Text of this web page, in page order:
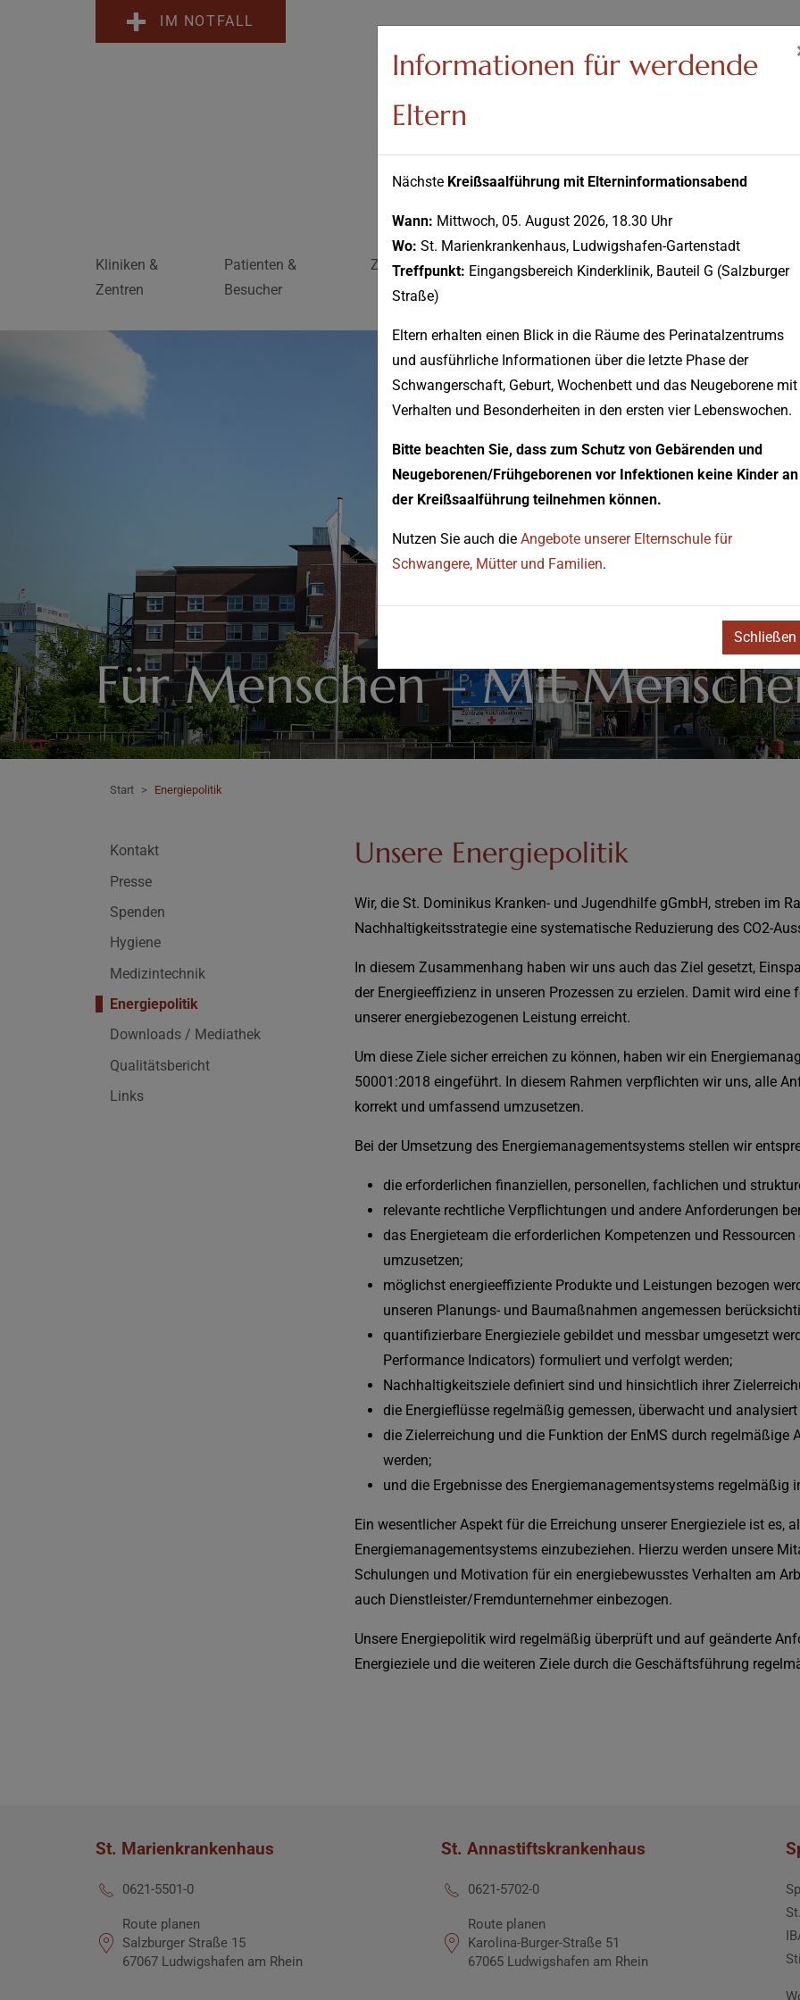
IM NOTFALL
Kliniken &
Zentren
Patienten &
Besucher
Zuweiser Pflege Pflegeschule Aktuelles
Über
Für Menschen – Mit
Start Energiepolitik
Kontakt
Presse
Spenden
Hygiene
Medizintechnik
Energiepolitik
Downloads / Mediathek
Qualitätsbericht
Links
Unsere Energiepolitik
Wir, die St. Dominikus Kranken- und Jugendhilfe gGmbH, streben im
Nachhaltigkeitsstrategie eine systematische Reduzierung des CO2-
In diesem Zusammenhang haben wir uns auch das Ziel gesetzt,
der Energieeffizienz in unseren Prozessen zu erzielen. Damit wird
unserer energiebezogenen Leistung erreicht.
Um diese Ziele sicher erreichen zu können, haben wir ein
50001:2018 eingeführt. In diesem Rahmen verpflichten wir uns, alle
korrekt und umfassend umzusetzen.
Bei der Umsetzung des Energiemanagementsystems stellen wir
die erforderlichen finanziellen, personellen, fachlichen und
relevante rechtliche Verpflichtungen und andere Anforderungen
das Energieteam die erforderlichen Kompetenzen und
umzusetzen;
möglichst energieeffiziente Produkte und Leistungen bezogen
unseren Planungs- und Baumaßnahmen angemessen
quantifizierbare Energieziele gebildet und messbar umgesetzt
Performance Indicators) formuliert und verfolgt werden;
Nachhaltigkeitsziele definiert sind und hinsichtlich ihrer
die Energieflüsse regelmäßig gemessen, überwacht und analysiert
die Zielerreichung und die Funktion der EnMS durch
werden;
und die Ergebnisse des Energiemanagementsystems regelmäßig
Ein wesentlicher Aspekt für die Erreichung unserer Energieziele ist es,
Energiemanagementsystems einzubeziehen. Hierzu werden unsere
Schulungen und Motivation für ein energiebewusstes Verhalten am
auch Dienstleister/Fremdunternehmer einbezogen.
Unsere Energiepolitik wird regelmäßig überprüft und auf geänderte
Energieziele und die weiteren Ziele durch die Geschäftsführung
St. Marienkrankenhaus
0621-5501-0
Route planen
Salzburger Straße 15
67067 Ludwigshafen am Rhein
St. Annastiftskrankenhaus
0621-5702-0
Route planen
Karolina-Burger-Straße 51
67065 Ludwigshafen am Rhein
Informationen für werdende
Eltern
Nächste Kreißsaalführung mit Elterninformationsabend
Wann: Mittwoch, 05. August 2026, 18.30 Uhr
Wo: St. Marienkrankenhaus, Ludwigshafen-Gartenstadt
Treffpunkt: Eingangsbereich Kinderklinik, Bauteil G (Salzburger
Straße)
Eltern erhalten einen Blick in die Räume des Perinatalzentrums
und ausführliche Informationen über die letzte Phase der
Schwangerschaft, Geburt, Wochenbett und das Neugeborene mit
Verhalten und Besonderheiten in den ersten vier Lebenswochen.
Bitte beachten Sie, dass zum Schutz von Gebärenden und
Neugeborenen/Frühgeborenen vor Infektionen keine Kinder an
der Kreißsaalführung teilnehmen können.
Nutzen Sie auch die Angebote unserer Elternschule für
Schwangere, Mütter und Familien.
Schließen